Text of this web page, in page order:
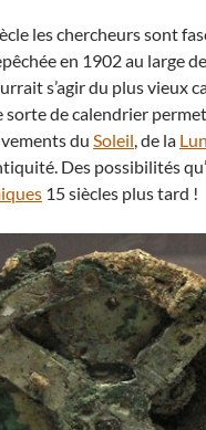
les chercheurs sont
en 1902 au large
s’agir du plus vieux
sorte de calendrier
du Soleil, de la
Des possibilités
15 siècles plus tard !